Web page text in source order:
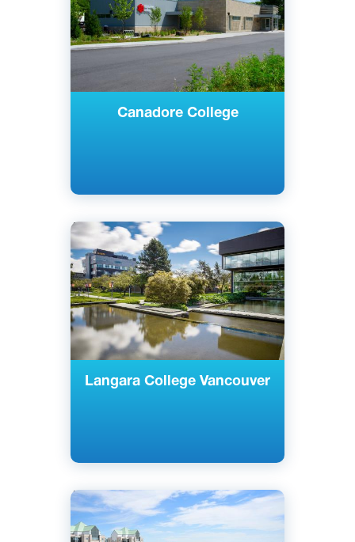
Canadore College
Langara College Vancouver
Английский
Ванкувер, Канада
Государственный
Английский
Реджайна, Канада
Государственный